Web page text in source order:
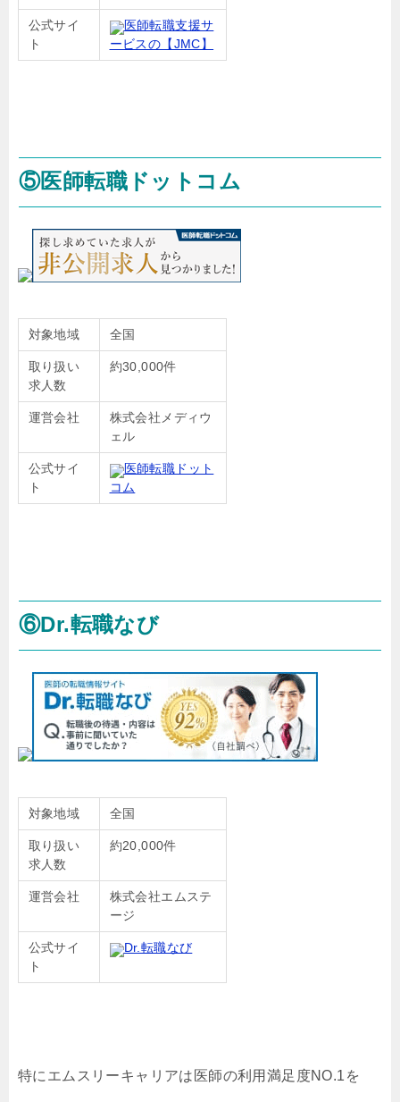
公式サイ
ト
医師転職支援サ
ービスの【JMC】
⑤医師転職ドットコム
対象地域 全国
取り扱い
求人数
約30,000件
運営会社
株式会社メディウ
ェル
公式サイ
ト
医師転職ドット
コム
⑥Dr.転職なび
対象地域 全国
取り扱い
求人数
約20,000件
運営会社
株式会社エムステ
ージ
公式サイ
ト
Dr.転職なび
特にエムスリーキャリアは医師の利用満足度NO.1を